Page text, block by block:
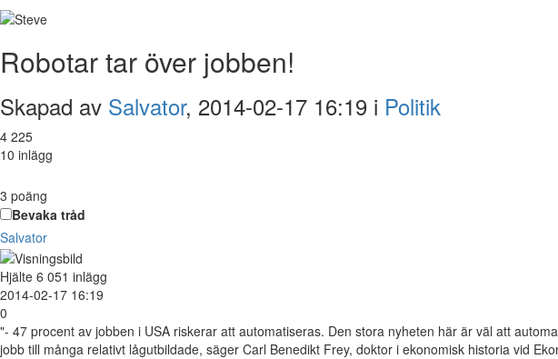
Robotar tar över jobben!
Skapad av Salvator, 2014-02-17 16:19 i Politik
4 225
10 inlägg
3 poäng
Bevaka tråd
Salvator
Hjälte 6 051 inlägg
2014-02-17 16:19
0
"- 47 procent av jobben i USA riskerar att automatiseras. Den stora nyheten här är väl att
jobb till många relativt lågutbildade, säger Carl Benedikt Frey, doktor i ekonomisk historia vid